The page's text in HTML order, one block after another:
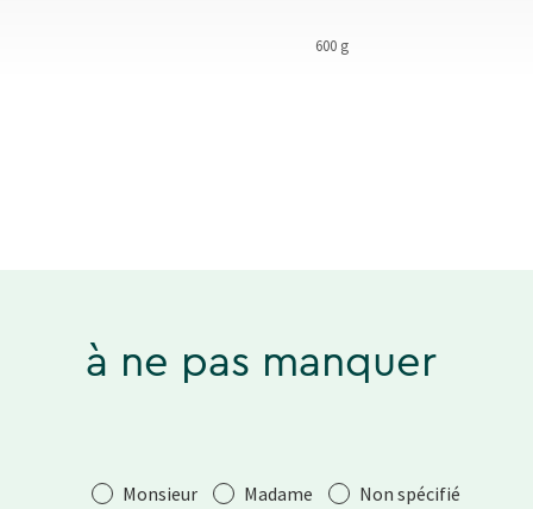
600 g
à ne pas manquer
Salutation
Monsieur Madame Non spécifié